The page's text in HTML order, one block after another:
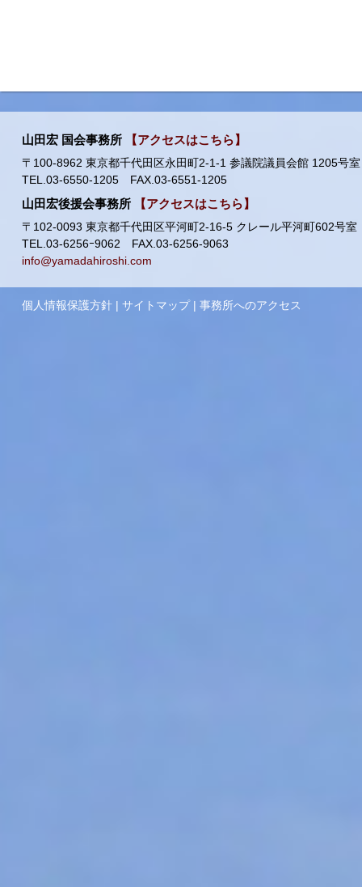
山田宏 国会事務所 【アクセスはこちら】
〒100-8962 東京都千代田区永田町2-1-1 参議院議員会館 1205号室
TEL.03-6550-1205 FAX.03-6551-1205
山田宏後援会事務所 【アクセスはこちら】
〒102-0093 東京都千代田区平河町2-16-5 クレール平河町602号室
TEL.03-6256ｰ9062 FAX.03-6256-9063
info@yamadahiroshi.com
個人情報保護方針 |サイトマップ |事務所へのアクセス